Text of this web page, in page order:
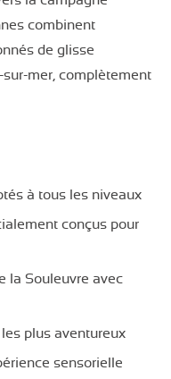
combinent
de glisse
mer, complètement
à tous les niveaux
conçus pour
la Souleuvre avec
plus aventureux
sensorielle